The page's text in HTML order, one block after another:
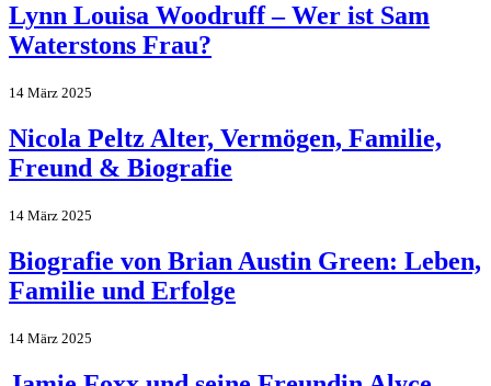
Lynn Louisa Woodruff – Wer ist Sam
Waterstons Frau?
14 März 2025
Nicola Peltz Alter, Vermögen, Familie,
Freund & Biografie
14 März 2025
Biografie von Brian Austin Green: Leben,
Familie und Erfolge
14 März 2025